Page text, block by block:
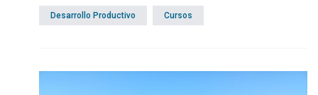
Desarrollo Productivo Cursos